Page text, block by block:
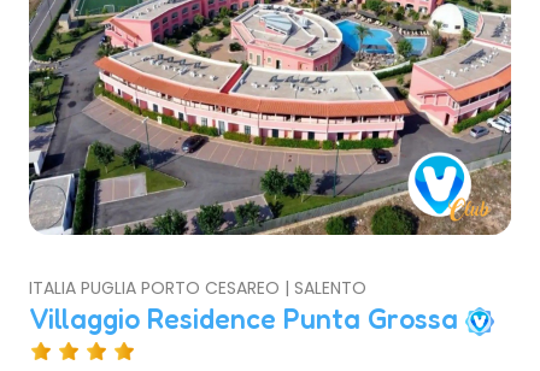
ITALIA PUGLIA PORTO CESAREO | SALENTO
Villaggio Residence Punta Grossa